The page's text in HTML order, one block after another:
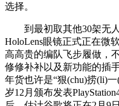
选择。
到最初取其他30架无人
HoloLens眼镜正式正在微
高高贵的编队飞步履做，
修修补补以及新功能的插
年货也许是“狠(chu)捞(li)
岁12月颁布发表